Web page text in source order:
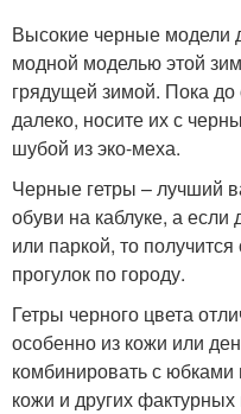
Высокие черные модели
модной моделью этой
грядущей зимой. Пока
далеко, носите их с
шубой из эко-меха.
Черные гетры – лучший
обуви на каблуке, а если
или паркой, то
прогулок по городу.
Гетры черного цвета
особенно из кожи или
комбинировать с юбками
кожи и других